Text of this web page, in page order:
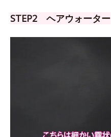
STEP2 ヘアウォーター